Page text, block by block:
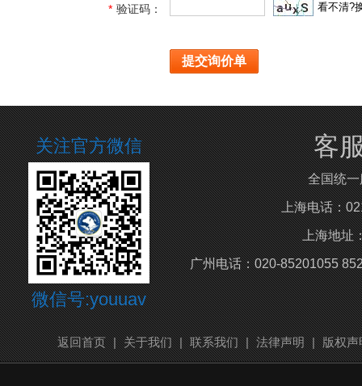
* 验证码： 看不清?
客
全国统
上海电话：
上海地址
广州电话：020-85201055
关注官方微信
微信号:youuav
返回首页 | 关于我们 | 联系我们 | 法律声明 | 版权声